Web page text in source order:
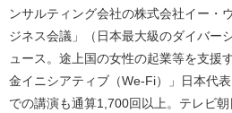
ンサルティング会社の株式会社イー・
ジネス会議」（日本最大級のダイバー
ュース。途上国の女性の起業等を支援
金イニシアティブ（We-Fi）」日本代
での講演も通算1,700回以上。テレビ朝